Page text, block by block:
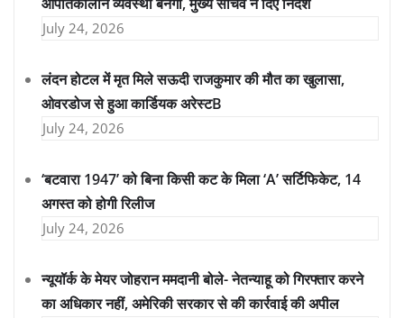
July 24, 2026
लंदन होटल में मृत मिले सऊदी राजकुमार की मौत का खुलासा,
ओवरडोज से हुआ कार्डियक अरेस्टB
July 24, 2026
‘बटवारा 1947’ को बिना किसी कट के मिला ‘A’ सर्टिफिकेट, 14
अगस्त को होगी रिलीज
July 24, 2026
न्यूयॉर्क के मेयर जोहरान ममदानी बोले- नेतन्याहू को गिरफ्तार करने
का अधिकार नहीं, अमेरिकी सरकार से की कार्रवाई की अपील